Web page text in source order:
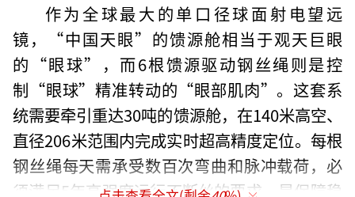
作为全球最大的单口径球面射电望远
镜，“中国天眼”的馈源舱相当于观天巨眼
的“眼球”，而6根馈源驱动钢丝绳则是控
制“眼球”精准转动的“眼部肌肉”。这套系
统需要牵引重达30吨的馈源舱，在140米高空、
直径206米范围内完成实时超高精度定位。每根
钢丝绳每天需承受数百次弯曲和脉冲载荷，必
须满足5年高强度运行不断丝的要求，是保障稳